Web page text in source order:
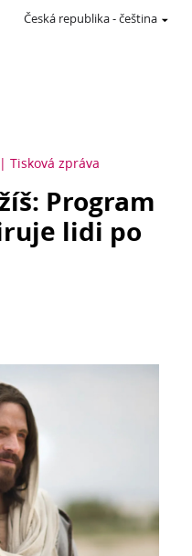
Česká republika-čeština
Tisková zpráva
Program
lidi po